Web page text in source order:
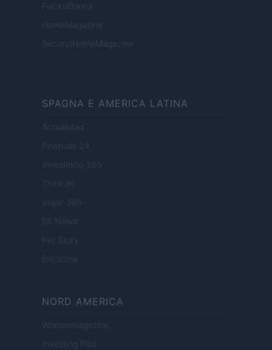
FuturoDonna
HomeMagazine
SecondHomeMagazine
SPAGNA E AMERICA LATINA
Actualidad
Finanzas 24
Investindo 365
Think.es
Viajar 365
ES Newz
Pet Story
Encocina
NORD AMERICA
Womanmagazine
Investing Plus